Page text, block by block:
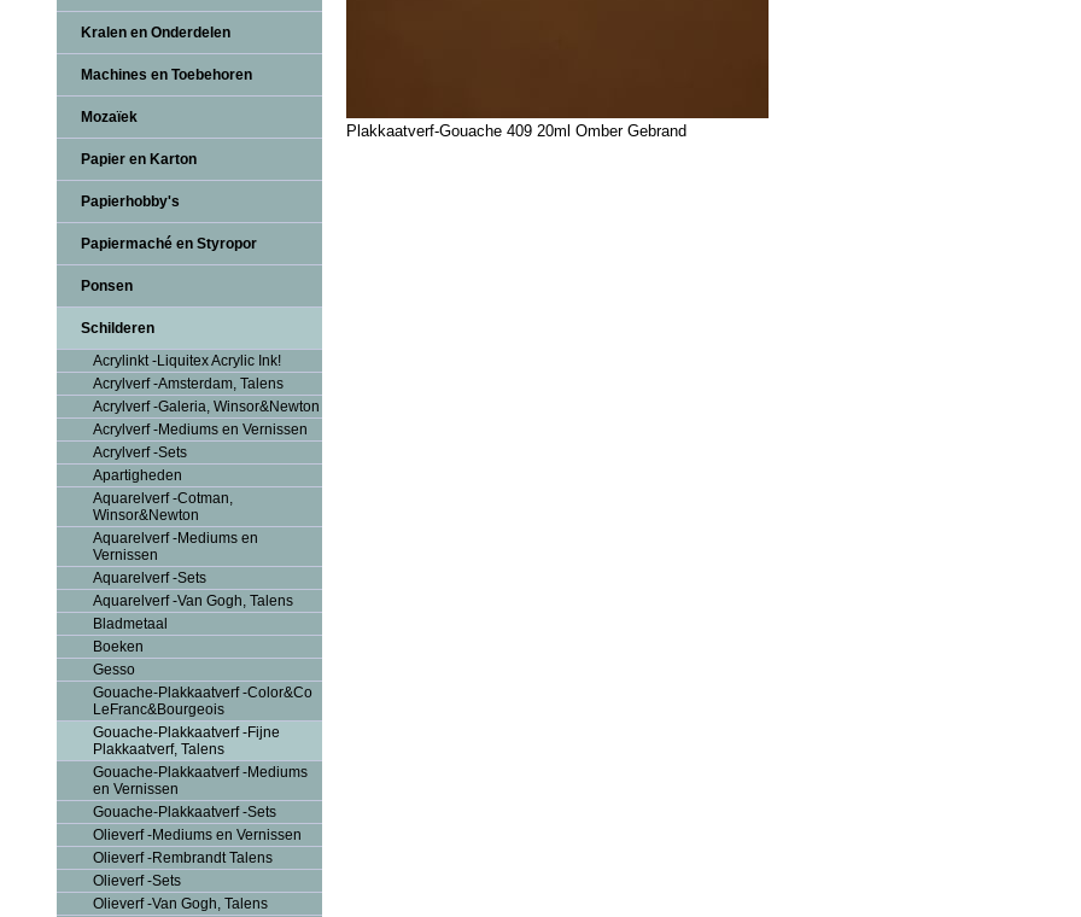
Kralen en Onderdelen
Machines en Toebehoren
Mozaïek
Papier en Karton
Papierhobby's
Papiermaché en Styropor
Ponsen
Schilderen
Acrylinkt -Liquitex Acrylic Ink!
Acrylverf -Amsterdam, Talens
Acrylverf -Galeria, Winsor&Newton
Acrylverf -Mediums en Vernissen
Acrylverf -Sets
Apartigheden
Aquarelverf -Cotman,
Winsor&Newton
Aquarelverf -Mediums en
Vernissen
Aquarelverf -Sets
Aquarelverf -Van Gogh, Talens
Bladmetaal
Boeken
Gesso
Gouache-Plakkaatverf -Color&Co
LeFranc&Bourgeois
Gouache-Plakkaatverf -Fijne
Plakkaatverf, Talens
Gouache-Plakkaatverf -Mediums
en Vernissen
Gouache-Plakkaatverf -Sets
Olieverf -Mediums en Vernissen
Olieverf -Rembrandt Talens
Olieverf -Sets
Olieverf -Van Gogh, Talens
Plakkaatverf-Gouache 409 20ml Omber Gebrand